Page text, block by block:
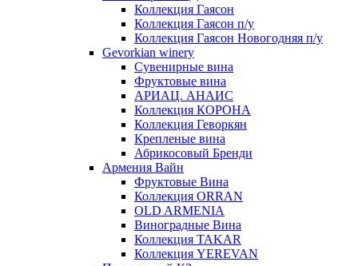
Коллекция Гаясон
Коллекция Гаясон п/у
Коллекция Гаясон Новогодняя п/у
Gevorkian winery
Сувенирные вина
Фруктовые вина
АРИАЦ. АНАИС
Коллекция КОРОНА
Коллекция Геворкян
Крепленые вина
Абрикосовый Бренди
Армения Вайн
Фруктовые Вина
Коллекция ORRAN
OLD ARMENIA
Виноградные Вина
Коллекция TAKAR
Коллекция YEREVAN